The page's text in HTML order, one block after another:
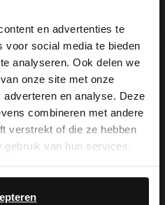
en advertenties te
voor social media te bieden
analyseren. Ook delen we
onze site met onze
en analyse. Deze
combineren met andere
verstrekt of die ze hebben
van hun services.
Loafer mit Nieten
Manfield. Die
ein Detail auf
×
in English?
isn't Dutch. Would